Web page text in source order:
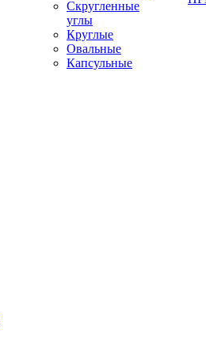
Скругленные
углы
Круглые
Овальные
Капсульные